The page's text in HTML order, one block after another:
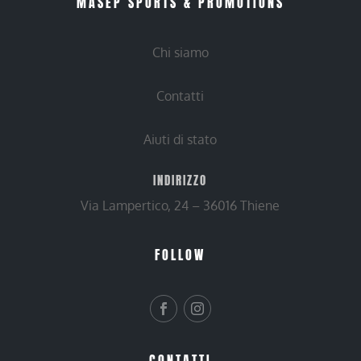
Chi siamo
Contatti
Aiuti di stato
INDIRIZZO
Via Lampertico, 24 – 36016 Thiene
FOLLOW